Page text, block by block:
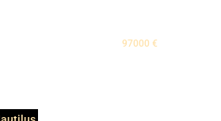
97000 €